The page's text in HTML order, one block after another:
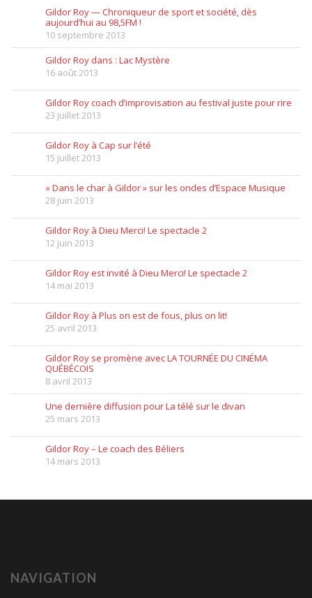
Gildor Roy — Chroniqueur de sport et société, dès
aujourd’hui au 98,5FM !
10 septembre 2013
Gildor Roy dans : Lac Mystère
16 août 2013
Gildor Roy coach d’improvisation au festival juste pour rire
23 juillet 2013
Gildor Roy à Cap sur l’été
15 juillet 2013
« Dans le char à Gildor » sur les ondes d’Espace Musique
28 juin 2013
Gildor Roy à Dieu Merci! Le spectacle 2
12 juin 2013
Gildor Roy est invité à Dieu Merci! Le spectacle 2
14 mai 2013
Gildor Roy à Plus on est de fous, plus on lit!
25 avril 2013
Gildor Roy se promène avec LA TOURNÉE DU CINÉMA
QUÉBÉCOIS
8 avril 2013
Une dernière diffusion pour La télé sur le divan
25 mars 2013
Gildor Roy – Le coach des Béliers
14 mars 2013
NAVIGATION